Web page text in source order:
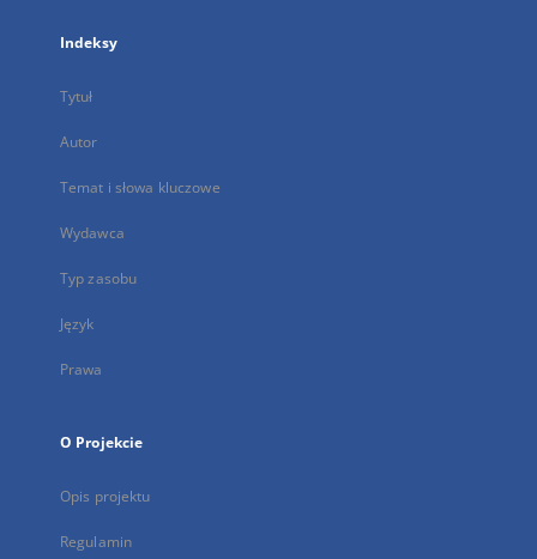
Indeksy
Tytuł
Autor
Temat i słowa kluczowe
Wydawca
Typ zasobu
Język
Prawa
O Projekcie
Opis projektu
Regulamin